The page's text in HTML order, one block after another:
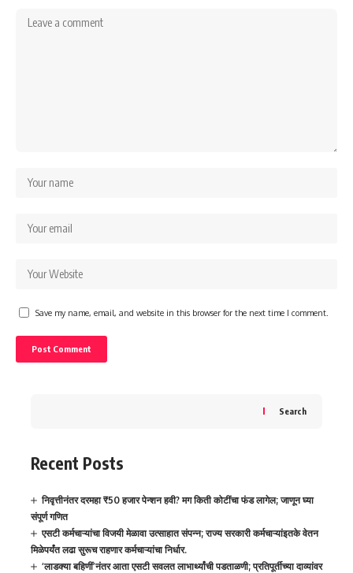
Save my name, email, and website in this browser for the next time I comment.
Search
Recent Posts
निवृत्तीनंतर दरमहा ₹50 हजार पेन्शन हवी? मग किती कोटींचा फंड लागेल; जाणून घ्या
संपूर्ण गणित
एसटी कर्मचाऱ्यांचा विजयी मेळावा उत्साहात संपन्न; राज्य सरकारी कर्मचाऱ्यांइतके वेतन
मिळेपर्यंत लढा सुरूच राहणार कर्मचाऱ्यांचा निर्धार.
‘लाडक्या बहिणीं’नंतर आता एसटी सवलत लाभार्थ्यांची पडताळणी; प्रतिपूर्तीच्या दाव्यांवर